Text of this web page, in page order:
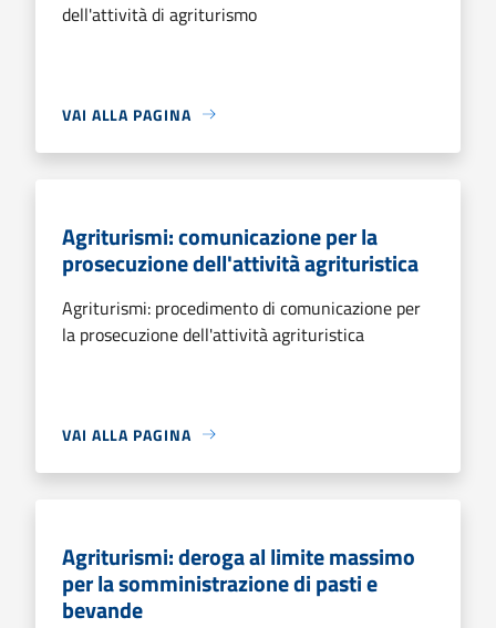
dell'attività di agriturismo
VAI ALLA PAGINA
Agriturismi: comunicazione per la
prosecuzione dell'attività agrituristica
Agriturismi: procedimento di comunicazione per
la prosecuzione dell'attività agrituristica
VAI ALLA PAGINA
Agriturismi: deroga al limite massimo
per la somministrazione di pasti e
bevande